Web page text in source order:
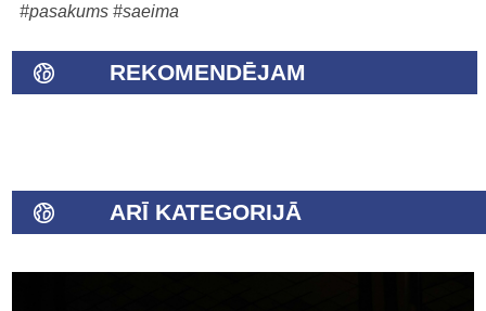
#pasakums #saeima
REKOMENDĒJAM
ARĪ KATEGORIJĀ